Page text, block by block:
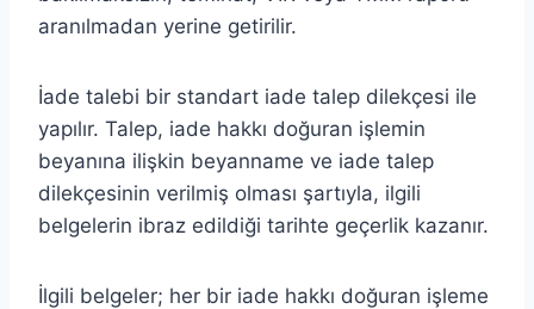
aranılmadan yerine getirilir.
İade talebi bir standart iade talep dilekçesi ile
yapılır. Talep, iade hakkı doğuran işlemin
beyanına ilişkin beyanname ve iade talep
dilekçesinin verilmiş olması şartıyla, ilgili
belgelerin ibraz edildiği tarihte geçerlik kazanır.
İlgili belgeler; her bir iade hakkı doğuran işleme